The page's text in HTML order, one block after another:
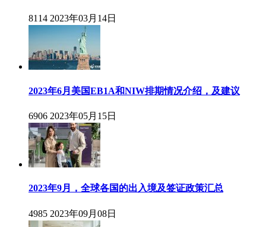
8114 2023年03月14日
2023年6月美国EB1A和NIW排期情况介绍，及建议
6906 2023年05月15日
2023年9月，全球各国的出入境及签证政策汇总
4985 2023年09月08日